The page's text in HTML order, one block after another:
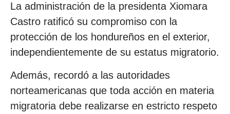
La administración de la presidenta Xiomara
Castro ratificó su compromiso con la
protección de los hondureños en el exterior,
independientemente de su estatus migratorio.
Además, recordó a las autoridades
norteamericanas que toda acción en materia
migratoria debe realizarse en estricto respeto